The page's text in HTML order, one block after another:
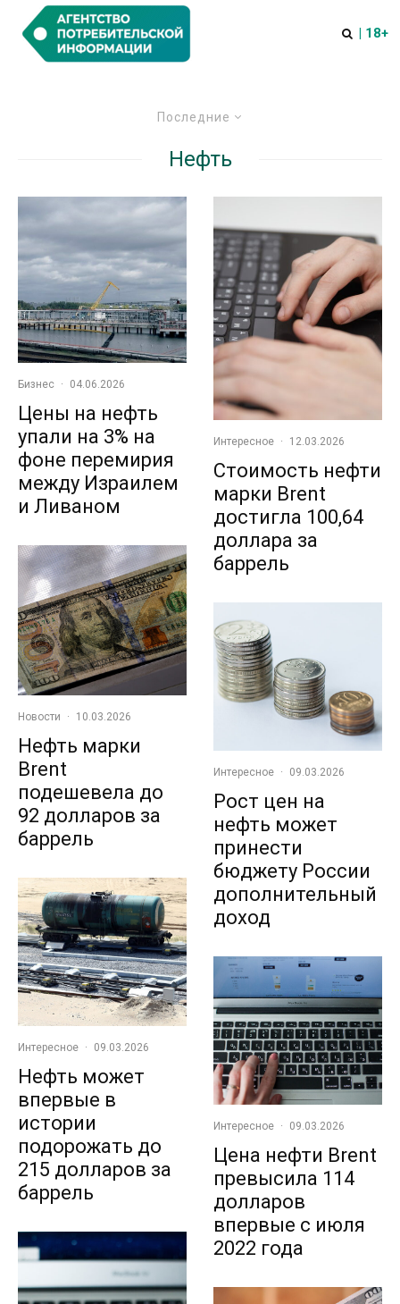
| 18+
Последние
Нефть
Бизнес · 04.06.2026
Цены на нефть
упали на 3% на
фоне перемирия
между Израилем
и Ливаном
Новости · 10.03.2026
Нефть марки
Brent
подешевела до
92 долларов за
баррель
Интересное · 09.03.2026
Нефть может
впервые в
истории
подорожать до
215 долларов за
баррель
Интересное · 12.03.2026
Стоимость нефти
марки Brent
достигла 100,64
доллара за
баррель
Интересное · 09.03.2026
Рост цен на
нефть может
принести
бюджету России
дополнительный
доход
Интересное · 09.03.2026
Цена нефти Brent
превысила 114
долларов
впервые с июля
2022 года